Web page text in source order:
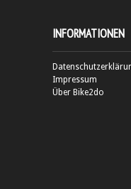
INFORMATIONEN
Impressum
Über Bike2do